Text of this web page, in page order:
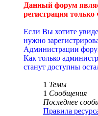
Данный форум
регистрация только
Если Вы хотите
нужно
Администрации
Как только
станут доступны
1 Темы
1 Сообщения
Последнее
Правила